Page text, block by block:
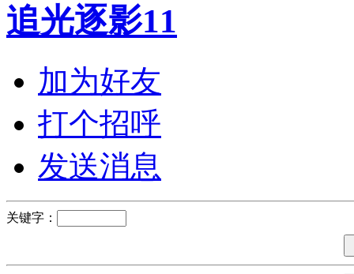
追光逐影11
加为好友
打个招呼
发送消息
关键字：